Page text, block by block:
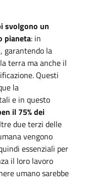
svolgono un
pianeta: in
garantendo la
terra ma anche il
Questi
la
e in questo
il 75% dei
due terzi delle
vengono
essenziali per
il loro lavoro
umano sarebbe